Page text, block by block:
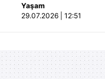
hayatını kaybetti!
Kaza anı kamerada
Yaşam
29.07.2026 | 12:51